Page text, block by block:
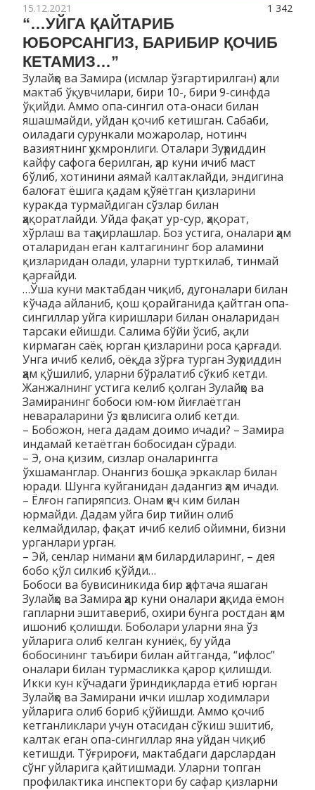
1 342
15.12.2021
“…УЙГА ҚАЙТАРИБ
ЮБОРСАНГИЗ, БАРИБИР ҚОЧИБ
КЕТАМИЗ…”
Зулайҳо ва Замира (исмлар ўзгартирилган) ҳали
мактаб ўқувчилари, бири 10-, бири 9-синфда
ўқийди. Аммо опа-сингил ота-онаси билан
яшашмайди, уйдан қочиб кетишган. Сабаби,
оиладаги сурункали можаролар, нотинч
вазиятнинг ҳукмронлиги. Оталари Зуҳриддин
кайфу сафога берилган, ҳар куни ичиб маст
бўлиб, хотинини аямай калтаклайди, эндигина
балоғат ёшига қадам қўяётган қизларини
куракда турмайдиган сўзлар билан
ҳақоратлайди. Уйда фақат ур-сур, ҳақорат,
хўрлаш ва таҳқирлашлар. Боз устига, оналари ҳам
оталаридан еган калтагининг бор аламини
қизларидан олади, уларни турткилаб, тинмай
қарғайди.
…Ўша куни мактабдан чиқиб, дугоналари билан
кўчада айланиб, қош қорайганида қайтган опа-
сингиллар уйга киришлари билан оналаридан
тарсаки ейишди. Салима бўйи ўсиб, ақли
кирмаган саёқ юрган қизларини роса қарғади.
Унга ичиб келиб, оёқда зўрға турган Зуҳриддин
ҳам қўшилиб, уларни бўралатиб сўкиб кетди.
Жанжалнинг устига келиб қолган Зулайҳо ва
Замиранинг бобоси юм-юм йиғлаётган
невараларини ўз ҳовлисига олиб кетди.
– Бобожон, нега дадам доимо ичади? – Замира
индамай кетаётган бобосидан сўради.
– Э, она қизим, сизлар оналарингга
ўхшаманглар. Онангиз бошқа эркаклар билан
юради. Шунга куйганидан дадангиз ҳам ичади.
– Ёлғон гапиряпсиз. Онам ҳеч ким билан
юрмайди. Дадам уйга бир тийин олиб
келмайдилар, фақат ичиб келиб ойимни, бизни
урганлари урган.
– Эй, сенлар нимани ҳам билардиларинг, – дея
бобо қўл силкиб қўйди…
Бобоси ва бувисиникида бир ҳафтача яшаган
Зулайҳо ва Замира ҳар куни оналари ҳақида ёмон
гапларни эшитавериб, охири бунга ростдан ҳам
ишониб қолишди. Боболари уларни яна ўз
уйларига олиб келган куниёқ, бу уйда
бобосининг таъбири билан айтганда, “ифлос”
оналари билан турмасликка қарор қилишди.
Икки кун кўчадаги ўриндиқларда ётиб юрган
Зулайҳо ва Замирани ички ишлар ходимлари
уйларига олиб бориб қўйишди. Аммо қочиб
кетганликлари учун отасидан сўкиш эшитиб,
калтак еган опа-сингиллар яна уйдан чиқиб
кетишди. Тўғрироғи, мактабдаги дарслардан
сўнг уйларига қайтишмади. Уларни топган
профилактика инспектори бу сафар қизларни